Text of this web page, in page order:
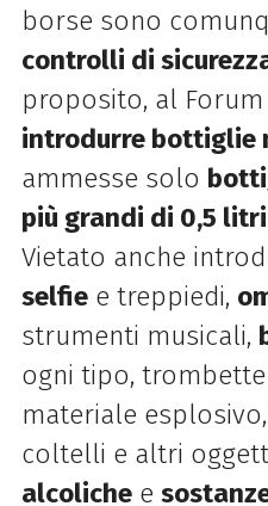
borse sono
controlli di
proposito, al Forum
introdurre bottiglie
ammesse solo
più grandi di 0,5
Vietato anche
selfiee treppiedi,
strumenti musicali,
ogni tipo,
materiale
coltelli e altri
alcolichee